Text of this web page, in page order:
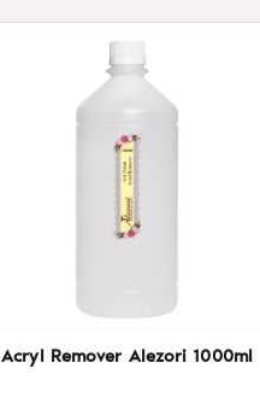
Acryl Remover Alezori 1000ml